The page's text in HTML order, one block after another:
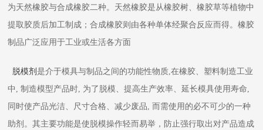
为天然橡胶与合成橡胶二种。天然橡胶是从橡胶树、橡胶草等植物中
提取胶质后加工制成；合成橡胶则由各种单体经聚合反应而得。橡胶
制品广泛应用于工业或生活各方面
脱模剂 是介于模具与制品之间的功能性物质,在橡胶、塑料制造工业
中, 制造模型产品时, 为了脱模、提高生产效率、延长模具使用寿命,
同时使产品光洁、尺寸合格、减少废品, 而需使用的必不可少的一种
助剂。其主要功能是使脱模操作轻而易举，防止强行取出对产品造成